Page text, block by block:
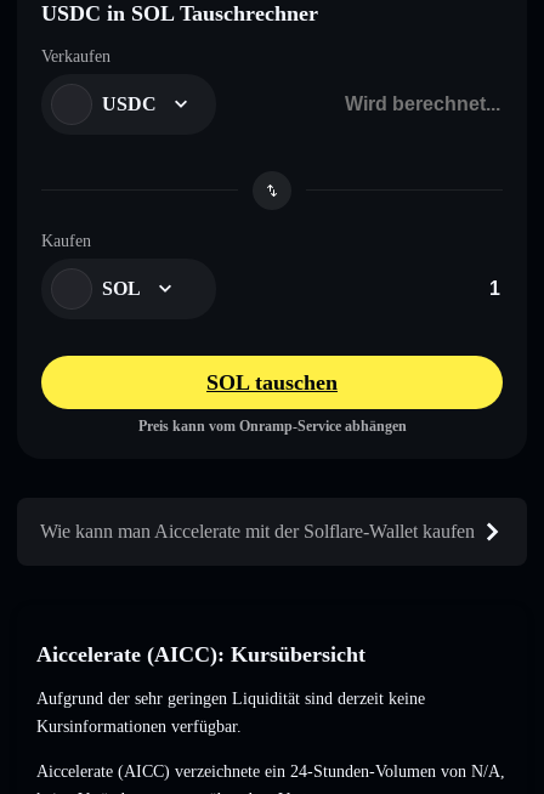
USDC in SOL Tauschrechner
Verkaufen
USDC
Kaufen
SOL
SOL tauschen
Preis kann vom Onramp-Service abhängen
Wie kann man Aiccelerate mit der Solflare-Wallet kaufen
Aiccelerate (AICC): Kursübersicht
Aufgrund der sehr geringen Liquidität sind derzeit keine
Kursinformationen verfügbar.
Aiccelerate (AICC) verzeichnete ein 24-Stunden-Volumen von N/A,